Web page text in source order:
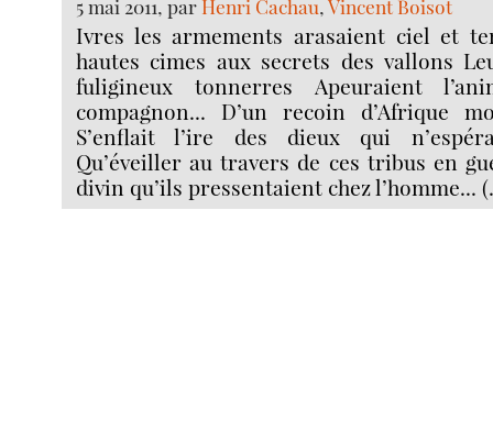
5 mai 2011, parHenri Cachau ,Vincent Boisot
Ivres les armements arasaient ciel et
hautes cimes aux secrets des vallons
fuligineux tonnerres Apeuraient
compagnon... D’un recoin d’Afrique
S’enflait l’ire des dieux qui
Qu’éveiller au travers de ces tribus en
divin qu’ils pressentaient chez l’homme...